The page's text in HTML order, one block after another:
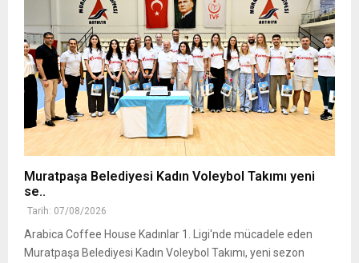
Muratpaşa Belediyesi Kadın Voleybol Takımı yeni
se..
Tarih: 07/08/2026
Arabica Coffee House Kadınlar 1. Ligi'nde mücadele eden
Muratpaşa Belediyesi Kadın Voleybol Takımı, yeni sezon